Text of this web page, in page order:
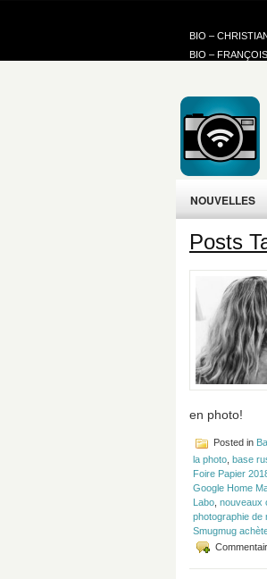
BIO –
BIO –
NOUVELLES
Posts
en photo!
Posted in
la photo base
Foire Papier
Google Home
Labo nouveaux
photographie de
Smugmug